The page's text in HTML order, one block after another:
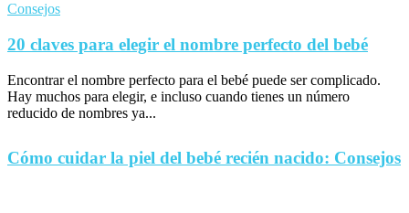
Consejos
20 claves para elegir el nombre perfecto del bebé
Encontrar el nombre perfecto para el bebé puede ser complicado.
Hay muchos para elegir, e incluso cuando tienes un número
reducido de nombres ya...
Cómo cuidar la piel del bebé recién nacido: Consejos